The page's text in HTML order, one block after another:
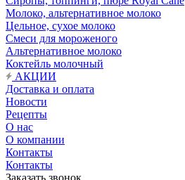
Молоко, альтернативное молоко
Цельное, сухое молоко
Смеси для мороженого
Альтернативное молоко
Коктейль молочный
АКЦИИ
Доставка и оплата
Новости
Рецепты
О нас
О компании
Контакты
Контакты
Заказать звонок